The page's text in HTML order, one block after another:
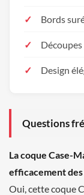
Bords
Design
Questions
La coque Case-
efficacement des
Oui, cette coque